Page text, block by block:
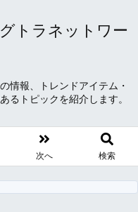
トラネットワー
情報、トレンドアイテム・
るトピックを紹介します。
次へ 検索